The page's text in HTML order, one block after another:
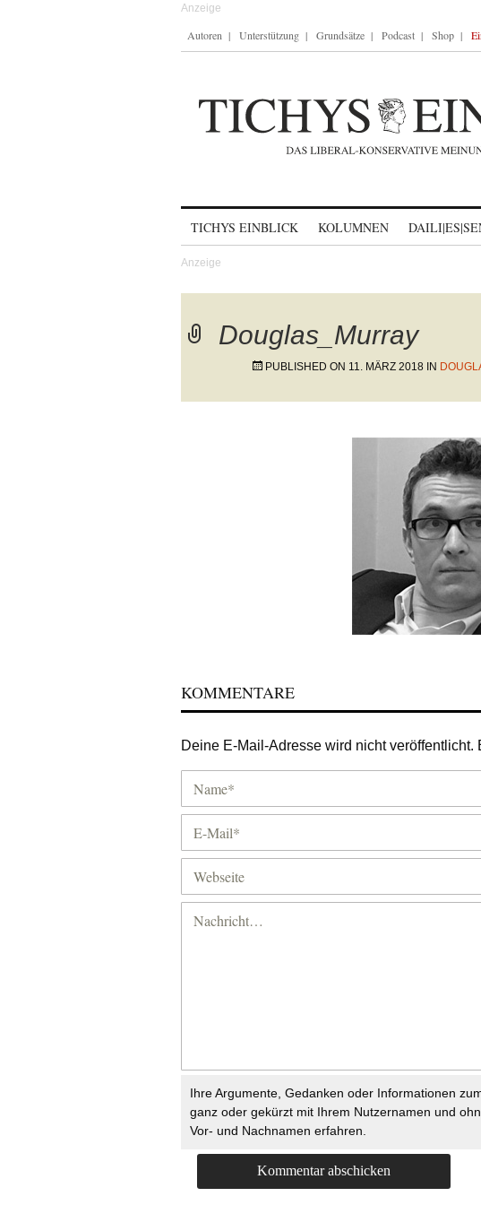
Autoren Unterstützung Grundsätze Podcast Shop
TICHYS EINBLICK KOLUMNEN
Douglas_Murray
PUBLISHED ON 11. MÄRZ 2018 IN
KOMMENTARE
Deine E-Mail-Adresse wird nicht veröffentlicht.
Ihre Argumente, Gedanken oder Informationen
ganz oder gekürzt mit Ihrem Nutzernamen und
Vor- und Nachnamen erfahren.